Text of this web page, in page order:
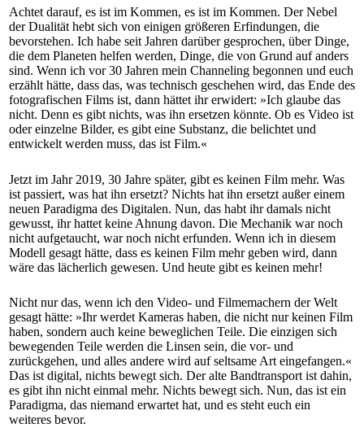
Achtet darauf, es ist im Kommen, es ist im Kommen. Der Nebel
der Dualität hebt sich von einigen größeren Erfindungen, die
bevorstehen. Ich habe seit Jahren darüber gesprochen, über Dinge,
die dem Planeten helfen werden, Dinge, die von Grund auf anders
sind. Wenn ich vor 30 Jahren mein Channeling begonnen und euch
erzählt hätte, dass das, was technisch geschehen wird, das Ende des
fotografischen Films ist, dann hättet ihr erwidert: »Ich glaube das
nicht. Denn es gibt nichts, was ihn ersetzen könnte. Ob es Video ist
oder einzelne Bilder, es gibt eine Substanz, die belichtet und
entwickelt werden muss, das ist Film.«
Jetzt im Jahr 2019, 30 Jahre später, gibt es keinen Film mehr. Was
ist passiert, was hat ihn ersetzt? Nichts hat ihn ersetzt außer einem
neuen Paradigma des Digitalen. Nun, das habt ihr damals nicht
gewusst, ihr hattet keine Ahnung davon. Die Mechanik war noch
nicht aufgetaucht, war noch nicht erfunden. Wenn ich in diesem
Modell gesagt hätte, dass es keinen Film mehr geben wird, dann
wäre das lächerlich gewesen. Und heute gibt es keinen mehr!
Nicht nur das, wenn ich den Video- und Filmemachern der Welt
gesagt hätte: »Ihr werdet Kameras haben, die nicht nur keinen Film
haben, sondern auch keine beweglichen Teile. Die einzigen sich
bewegenden Teile werden die Linsen sein, die vor- und
zurückgehen, und alles andere wird auf seltsame Art eingefangen.«
Das ist digital, nichts bewegt sich. Der alte Bandtransport ist dahin,
es gibt ihn nicht einmal mehr. Nichts bewegt sich. Nun, das ist ein
Paradigma, das niemand erwartet hat, und es steht euch ein
weiteres bevor.